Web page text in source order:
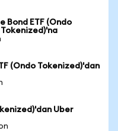
Bond ETF (Ondo
(Ondo Tokenized)'dan
Uber